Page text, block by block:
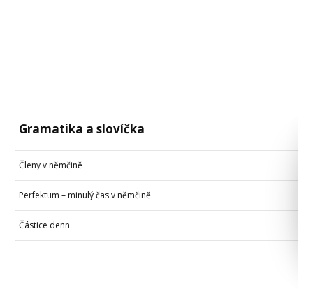
Gramatika a slovíčka
Členy v němčině
Perfektum – minulý čas v němčině
Částice denn